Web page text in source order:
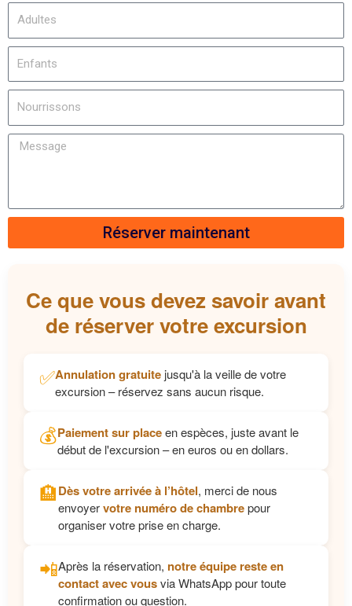
Réserver maintenant
Ce que vous devez savoir avant
de réserver votre excursion
✅Annulation gratuite jusqu'à la veille de votre
excursion – réservez sans aucun risque.
💰Paiement sur placeen espèces, juste avant le
début de l'excursion – en euros ou en dollars.
🏨Dès votre arrivée à l’hôtel, merci de nous
envoyervotre numéro de chambrepour
organiser votre prise en charge.
📲Après la réservation, notre équipe reste en
contact avec vousvia WhatsApp pour toute
confirmation ou question.